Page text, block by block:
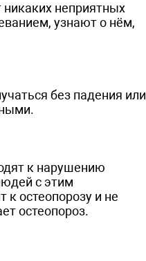
неприятных
узнают о нём,
без падения или
к нарушению
с этим
остеопорозу и не
остеопороз.